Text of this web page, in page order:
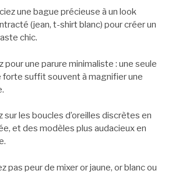
une bague précieuse à un look
(jean, t-shirt blanc) pour créer un
chic.
pour une parure minimaliste : une seule
forte suffit souvent à magnifier une
sur les boucles d’oreilles discrètes en
et des modèles plus audacieux en
pas peur de mixer or jaune, or blanc ou